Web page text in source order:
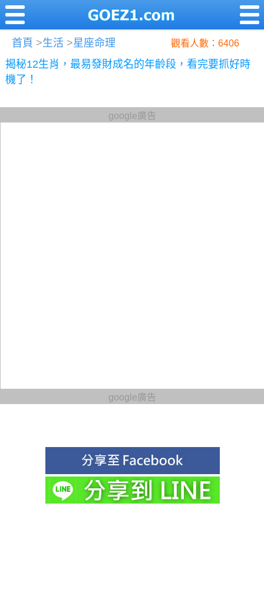
首頁 >生活 >星座命理 觀看人數：6406
揭秘12生肖，最易發財成名的年齡段，看完要抓好時
機了！
google廣告
google廣告